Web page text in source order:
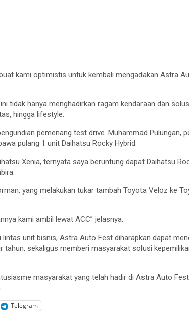
kami optimistis untuk kembali mengadakan Astra
tidak hanya menghadirkan ragam kendaraan dan
hingga lifestyle.
pemenang test drive. Muhammad Pulungan,
pulang 1 unit Daihatsu Rocky Hybrid.
Xenia, ternyata saya beruntung dapat Daihatsu
yang melakukan tukar tambah Toyota Veloz ke
kami ambil lewat ACC” jelasnya.
unit bisnis, Astra Auto Fest diharapkan dapat
sekaligus memberi masyarakat solusi
masyarakat yang telah hadir di Astra Auto
Telegram